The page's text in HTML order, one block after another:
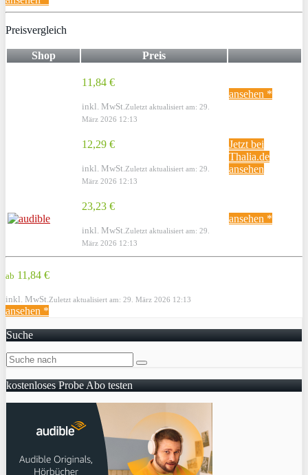
Preisvergleich
Shop Preis
11,84 €
inkl. MwSt. Zuletzt aktualisiert am: 29.
März 2026 12:13
ansehen *
12,29 €
inkl. MwSt. Zuletzt aktualisiert am: 29.
März 2026 12:13
Jetzt bei
Thalia.de
ansehen
23,23 €
inkl. MwSt. Zuletzt aktualisiert am: 29.
März 2026 12:13
ansehen *
ab 11,84 €
inkl. MwSt. Zuletzt aktualisiert am: 29. März 2026 12:13
ansehen *
Suche
kostenloses Probe Abo testen